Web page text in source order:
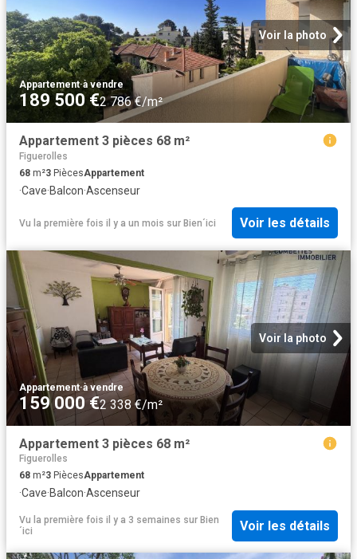
Voir la photo
Appartement·à vendre
189 500 €2 786 €/m²
Appartement 3 pièces 68 m²
Figuerolles
68 m²3 PiècesAppartement
·Cave·Balcon·Ascenseur
Vu la première fois il y a un mois sur Bien´ici Voir les détails
Voir la photo
Appartement·à vendre
159 000 €2 338 €/m²
Appartement 3 pièces 68 m²
Figuerolles
68 m²3 PiècesAppartement
·Cave·Balcon·Ascenseur
Vu la première fois il y a 3 semaines sur Bien
´ici
Voir les détails